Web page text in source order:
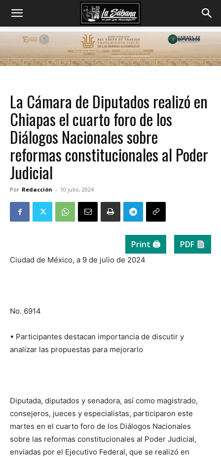
La Cámara de Diputados realizó en
Chiapas el cuarto foro de los
Diálogos Nacionales sobre
reformas constitucionales al Poder
Judicial
Por Redacción - 10 julio, 2024
Print 🖨 PDF
Ciudad de México, a 9 de julio de 2024
No. 6914
• Participantes destacan importancia de discutir y
analizar las propuestas para mejorarlo
Diputada, diputados y senadora, así como magistrado,
consejeros, jueces y especialistas, participaron este
martes en el cuarto foro de los Diálogos Nacionales
sobre las reformas constitucionales al Poder Judicial,
enviadas por el Ejecutivo Federal, que se realizó en